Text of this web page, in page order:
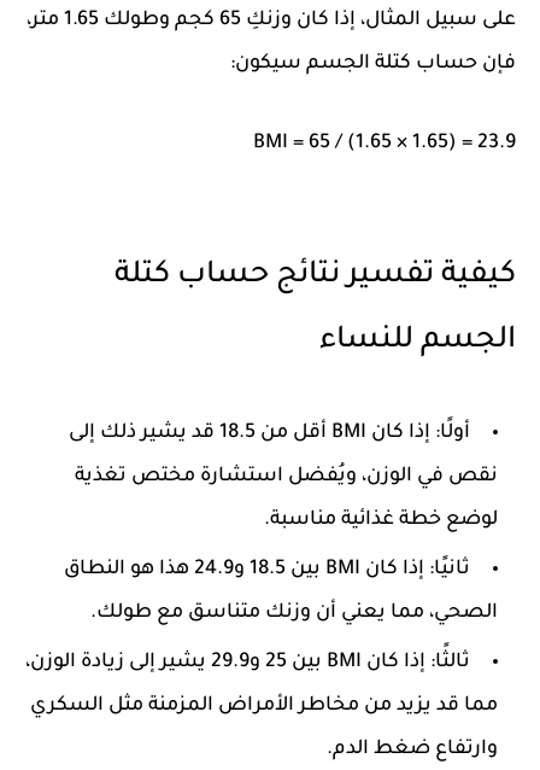
على سبيل المثال، إذا كان وزنكِ 65 كجم وطولك 1.65 متر
،
فإن حساب كتلة الجسم سيكون:
كيفية تفسير نتائج حساب كتلة
الجسم للنساء
أولًا: إذا كان BMI أقل من 18.5
قد يشير ذلك إلى
نقص في الوزن، ويُفضل استشارة مختص تغذية
لوضع خطة غذائية مناسبة.
ثانيًا: إذا كان BMI بين 18.5 و24.9
هذا هو النطاق
الصحي، مما يعني أن وزنك متناسق مع طولك.
ثالثًا: إذا كان BMI بين 25 و29.9
يشير إلى زيادة الوزن،
مما قد يزيد من مخاطر الأمراض المزمنة مثل السكري
وارتفاع ضغط الدم.